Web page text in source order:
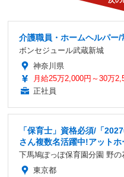
介護職員・ホームヘルパー/
ボンセジュール武蔵新城
神奈川県
月給25万2,000円～30万
正社員
「保育士」資格必須/「
さん複数名活躍中!アット
下馬鳩ぽっぽ保育園分園 野の
東京都